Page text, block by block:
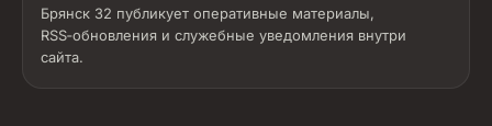
Брянск 32 публикует оперативные материалы,
RSS‑обновления и служебные уведомления внутри
сайта.